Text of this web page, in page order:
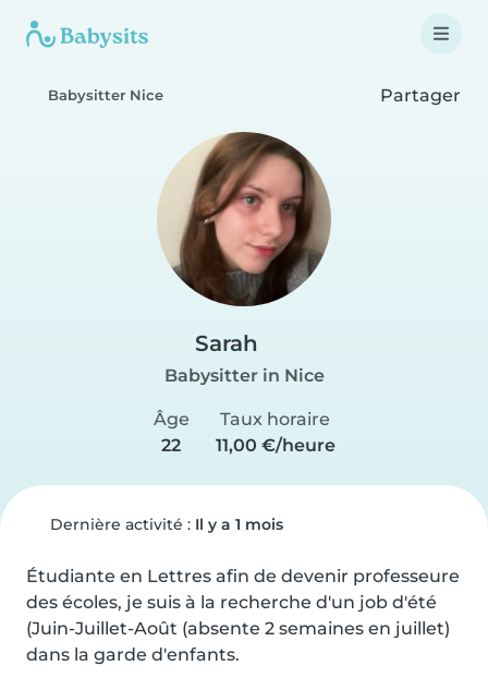
Babysitter Nice Partager
Sarah
Babysitter in Nice
Âge
22
Taux horaire
11,00 €/heure
Dernière activité : Il y a 1 mois
Étudiante en Lettres afin de devenir professeure
des écoles, je suis à la recherche d'un job d'été
(Juin-Juillet-Août (absente 2 semaines en juillet)
dans la garde d'enfants.